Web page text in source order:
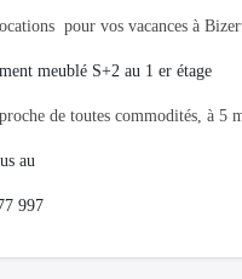
pour vos vacances à
meublé S+2 au 1 er étage
de toutes commodités, à 5
au
997